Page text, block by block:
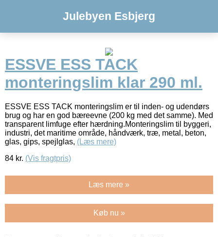
Julebyen Esbjerg
ESSVE ESS TACK
monteringslim klar 290 ml.
ESSVE ESS TACK monteringslim er til inden- og udendørs
brug og har en god bæreevne (200 kg med det samme). Med
transparent limfuge efter hærdning.Monteringslim til byggeri,
industri, det maritime område, håndværk, træ, metal, beton,
glas, gips, spejlglas, (Læs mere)
84 kr. (Vis fragtpris)
Læs mere »
Køb nu »